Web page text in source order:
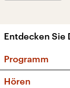
Entdecken Sie
Programm
Hören